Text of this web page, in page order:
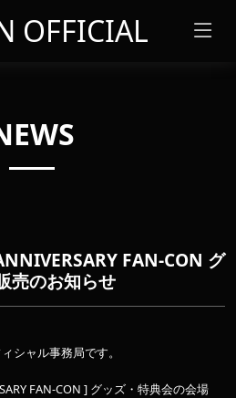
OFFICIAL
FAN-CON グ
売のお知らせ
シャル事務局です。
FAN-CON ] グッズ・特典会の会場